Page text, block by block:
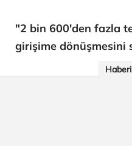
"2 bin 600'den fazla
girişime dönüşmesini